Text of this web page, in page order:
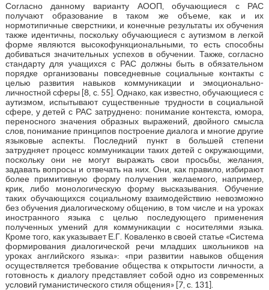
Согласно данному варианту АООП, обучающиеся с РАС
получают образование в таком же объеме, как и их
нормотипичные сверстники, и конечные результаты их обучения
также идентичны, поскольку обучающиеся с аутизмом в легкой
форме являются высокофункциональными, то есть способны
добиваться значительных успехов в обучении. Также, согласно
стандарту для учащихся с РАС должны быть в обязательном
порядке организованы повседневные социальные контакты с
целью развития навыков коммуникации и эмоционально-
личностной сферы [8, с. 55]. Однако, как известно, обучающиеся с
аутизмом, испытывают существенные трудности в социальной
сфере, у детей с РАС затруднено: понимание контекста, юмора,
переносного значения образных выражений, двойного смысла
слов, понимание принципов построение диалога и многие другие
языковые аспекты. Последний пункт в большей степени
затрудняет процесс коммуникации таких детей с окружающими,
поскольку они не могут выражать свои просьбы, желания,
задавать вопросы и отвечать на них. Они, как правило, избирают
более примитивную форму получения желаемого, например,
крик, либо монологическую форму высказывания. Обучение
таких обучающихся социальному взаимодействию невозможно
без обучения диалогическому общению, в том числе и на уроках
иностранного языка с целью последующего применения
полученных умений для коммуникации с носителями языка.
Кроме того, как указывает Е.Г. Коваленко в своей статье «Система
формирования диалогической речи младших школьников на
уроках английского языка»: «при развитии навыков общения
осуществляется требование общества к открытости личности, а
готовность к диалогу представляет собой одно из современных
условий гуманистического стиля общения» [7, с. 131].